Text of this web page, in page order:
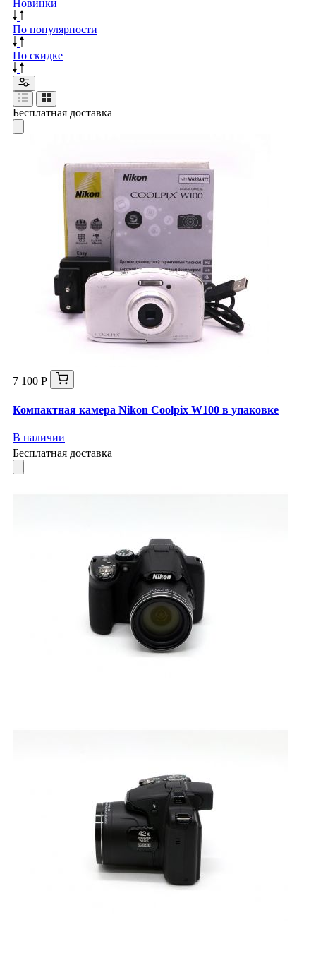
Новинки
По популярности
По скидке
Бесплатная доставка
7 100 Р
Компактная камера Nikon Coolpix W100 в упаковке
В наличии
Бесплатная доставка